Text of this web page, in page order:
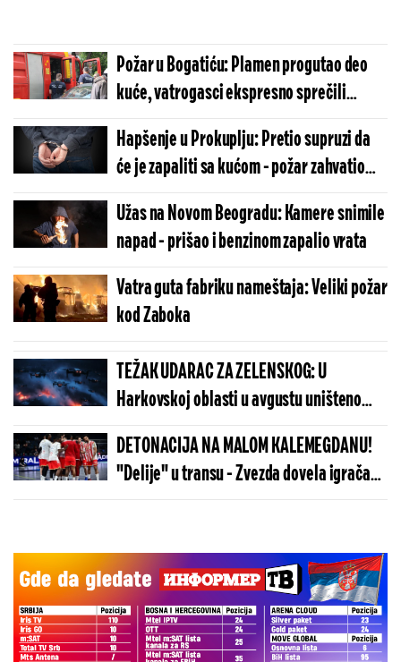
Požar u Bogatiću: Plamen progutao deo
kuće, vatrogasci ekspresno sprečili
tragediju
Hapšenje u Prokuplju: Pretio supruzi da
će je zapaliti sa kućom - požar zahvatio
krov
Užas na Novom Beogradu: Kamere snimile
napad - prišao i benzinom zapalio vrata
Vatra guta fabriku nameštaja: Veliki požar
kod Zaboka
TEŽAK UDARAC ZA ZELENSKOG: U
Harkovskoj oblasti u avgustu uništeno
više od 100 „baba jaga“
DETONACIJA NA MALOM KALEMEGDANU!
"Delije" u transu - Zvezda dovela igrača
Real Madrida!